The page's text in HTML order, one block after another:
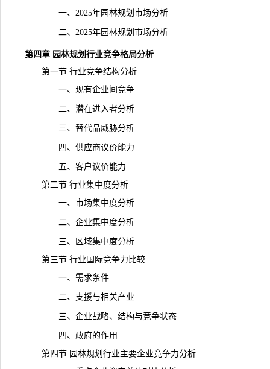
一、2025年园林规划市场分析
二、2025年园林规划 市场分析
第四章 园林规划行业竞争格局分析
第一节 行业竞争结构分析
一、现有企业间竞争
二、潜在进入者分析
三、替代品威胁分析
四、供应商议价能力
五、客户议价能力
第二节 行业集中度分析
一、市场集中度分析
二、企业集中度分析
三、区域集中度分析
第三节 行业国际竞争力比较
一、需求条件
二、支援与相关产业
三、企业战略、结构与竞争状态
四、政府的作用
第四节 园林规划行业主要企业竞争力分析